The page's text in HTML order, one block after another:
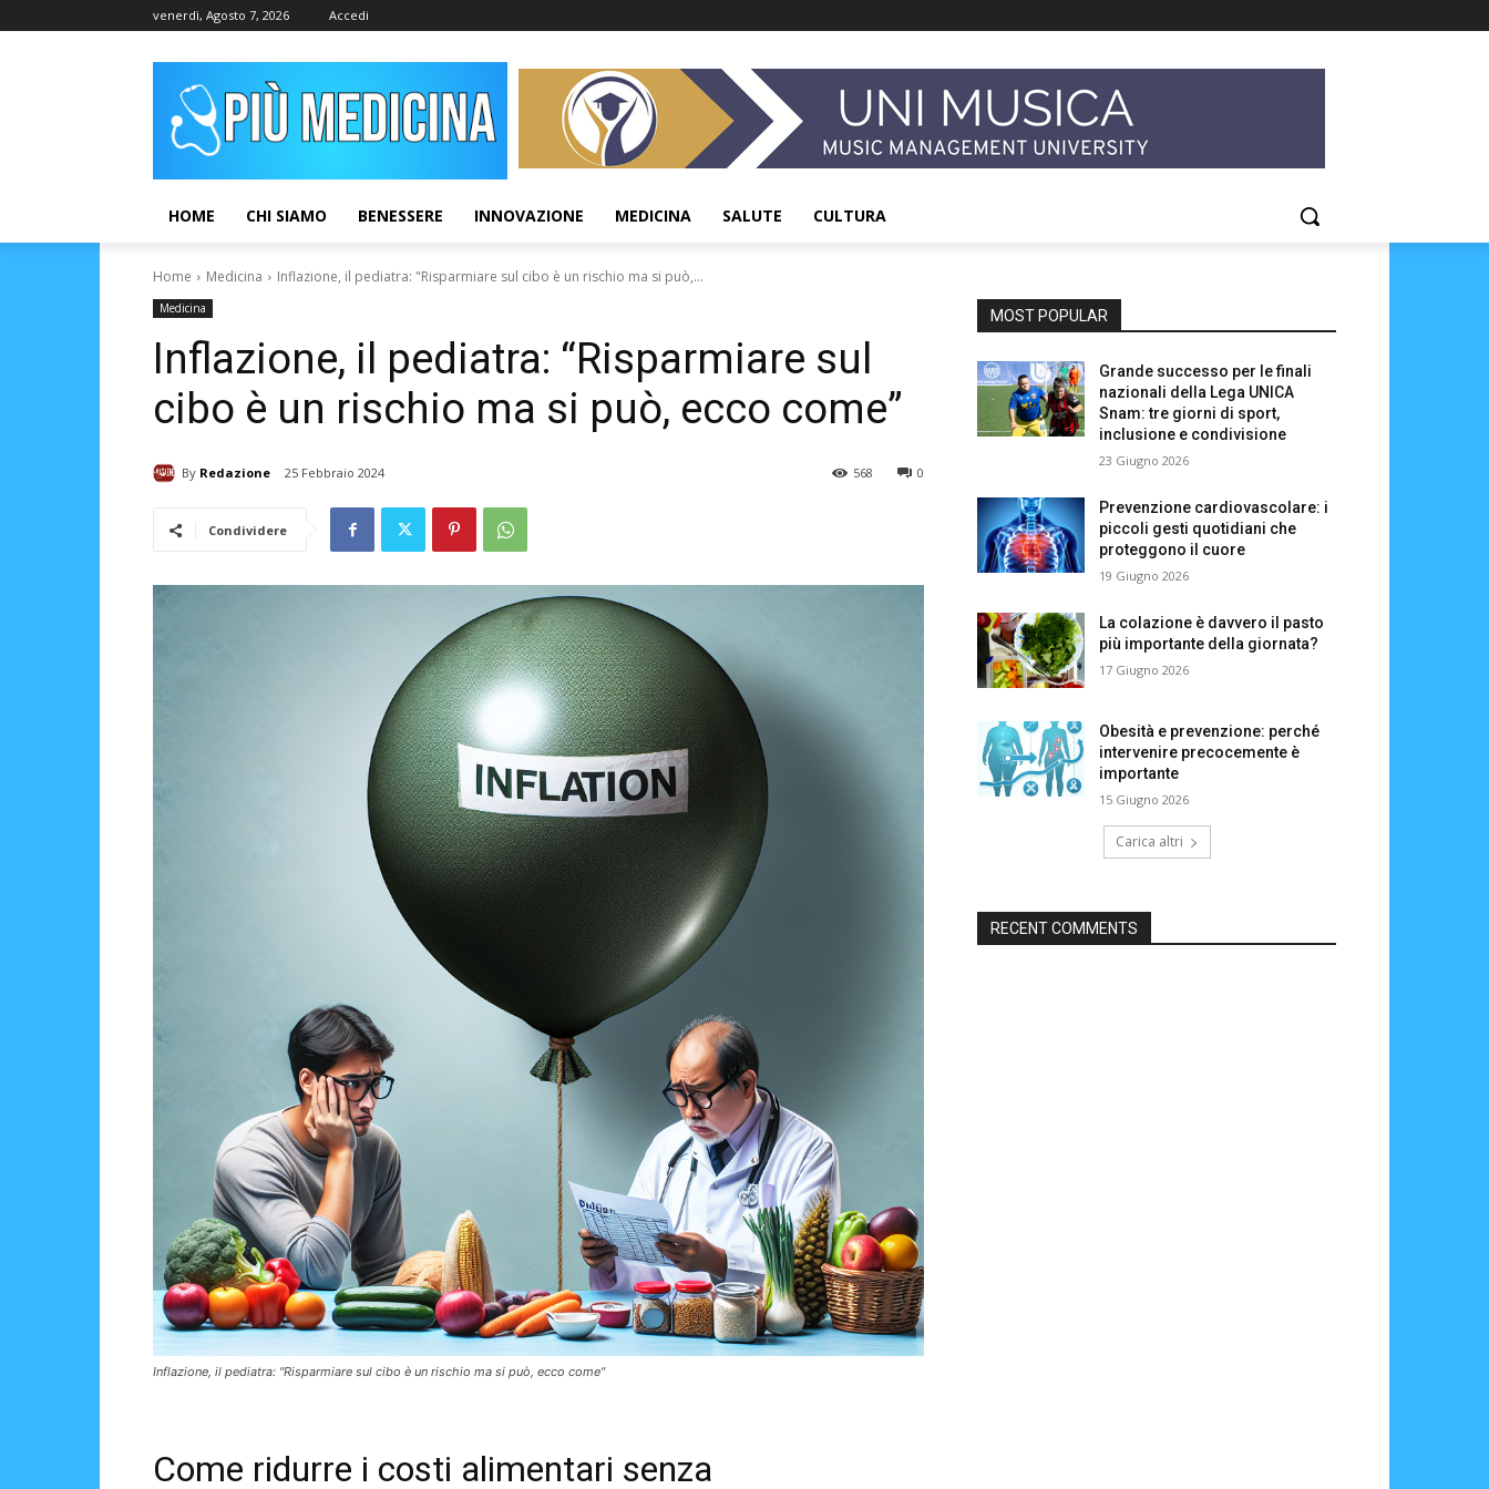
venerdì, Agosto 7, 2026 Accedi
HOME CHI SIAMO BENESSERE INNOVAZIONE MEDICINA SALUTE CULTURA
Home Medicina Inflazione, il pediatra: "Risparmiare sul cibo è un rischio ma si può,...
Medicina
Inflazione, il pediatra: “Risparmiare sul
cibo è un rischio ma si può, ecco come”
By Redazione 25 Febbraio 2024 0
568
Condividere
Inflazione, il pediatra: "Risparmiare sul cibo è un rischio ma si può, ecco come"
Come ridurre i costi alimentari senza
MOST POPULAR
Grande successo per le finali
nazionali della Lega UNICA
Snam: tre giorni di sport,
inclusione e condivisione
23 Giugno 2026
Prevenzione cardiovascolare: i
piccoli gesti quotidiani che
proteggono il cuore
19 Giugno 2026
La colazione è davvero il pasto
più importante della giornata?
17 Giugno 2026
Obesità e prevenzione: perché
intervenire precocemente è
importante
15 Giugno 2026
Carica altri
RECENT COMMENTS